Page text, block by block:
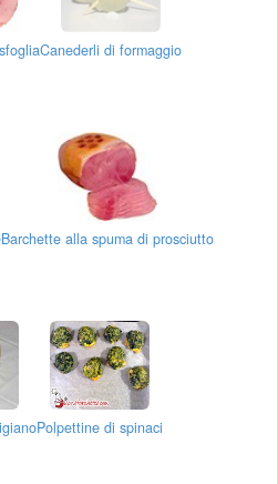
Canederli di formaggio
Barchette alla spuma di prosciutto
Polpettine di spinaci